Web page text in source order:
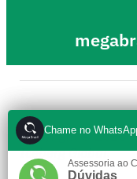
Copyright © 2026
Iceberg Global.
Chame no
Assessoria ao
Dúvidas
Chame no
Assessoria ao
Dúvidas